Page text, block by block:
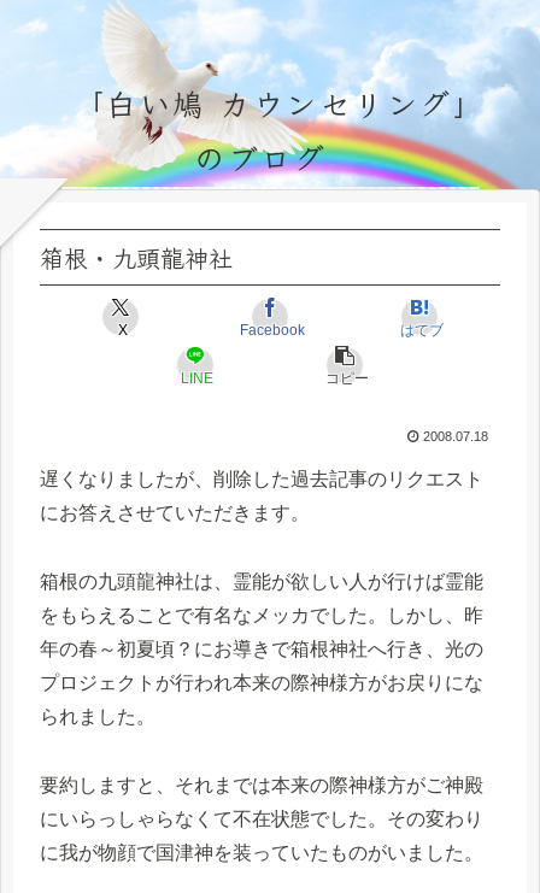
「白い鳩 カウンセリング」
のブログ
箱根・九頭龍神社
X Facebook はてブ
LINE コピー
2008.07.18
遅くなりましたが、削除した過去記事のリクエスト
にお答えさせていただきます。
箱根の九頭龍神社は、霊能が欲しい人が行けば霊能
をもらえることで有名なメッカでした。しかし、昨
年の春～初夏頃？にお導きで箱根神社へ行き、光の
プロジェクトが行われ本来の際神様方がお戻りにな
られました。
要約しますと、それまでは本来の際神様方がご神殿
にいらっしゃらなくて不在状態でした。その変わり
に我が物顔で国津神を装っていたものがいました。